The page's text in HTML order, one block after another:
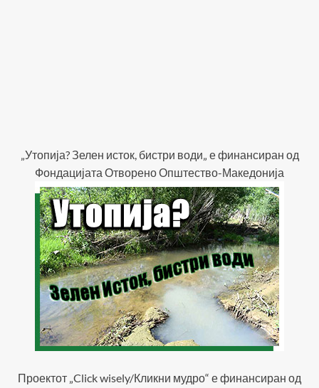
„Утопија? Зелен исток, бистри води„ е финансиран од
Фондацијата Отворено Општество-Македонија
Проектот „Click wisely/Кликни мудро“ е финансиран од